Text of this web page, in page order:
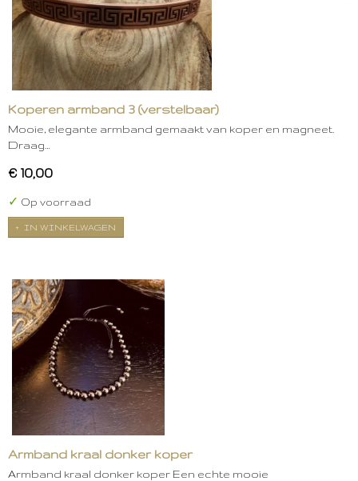
Koperen armband 3 (verstelbaar)
Mooie, elegante armband gemaakt van koper en magneet.
Draag…
€ 10,00
✓ Op voorraad
IN WINKELWAGEN
Armband kraal donker koper
Armband kraal donker koper Een echte mooie